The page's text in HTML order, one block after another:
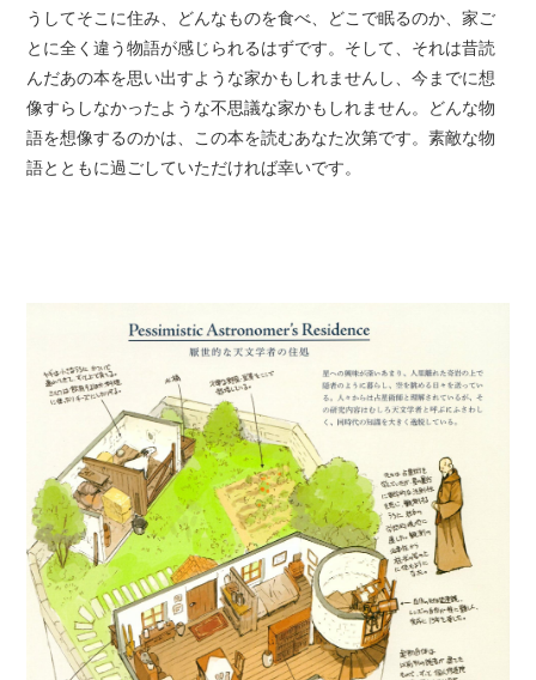
うしてそこに住み、どんなものを食べ、どこで眠るのか、家ご
とに全く違う物語が感じられるはずです。そして、それは昔読
んだあの本を思い出すような家かもしれませんし、今までに想
像すらしなかったような不思議な家かもしれません。どんな物
語を想像するのかは、この本を読むあなた次第です。素敵な物
語とともに過ごしていただければ幸いです。